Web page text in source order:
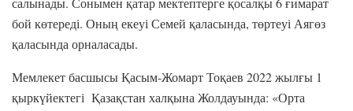
бой көтереді. Оның екеуі Семей қаласында, төртеуі Аягөз
қаласында орналасады.
Мемлекет басшысы Қасым-Жомарт Тоқаев 2022 жылғы 1
қыркүйектегі Қазақстан халқына Жолдауында: «Орта